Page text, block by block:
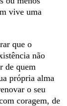
vive uma
que o
não
de quem
própria alma
o seu
coragem, de